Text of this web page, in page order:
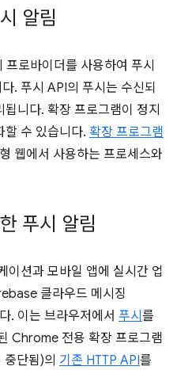
알림
로바이더를 사용하여 푸시
. 푸시 API의 푸시는 수신되
니다. 확장 프로그램이 정지
할 수 있습니다. 확장 프로그램
웹에서 사용하는 프로세스와
푸시 알림
이션과 모바일 앱에 실시간 업
클라우드 메시징
. 이는 브라우저에서 푸시 를
Chrome 전용 확장 프로그램
단됨)의 기존 HTTP API를